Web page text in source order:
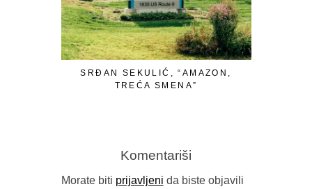
SRĐAN SEKULIĆ, “AMAZON,
TREĆA SMENA”
Komentariši
Morate biti prijavljeni da biste objavili